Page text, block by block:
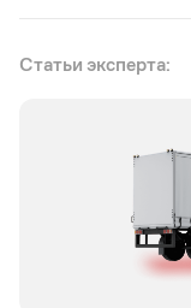
Статьи эксперта: